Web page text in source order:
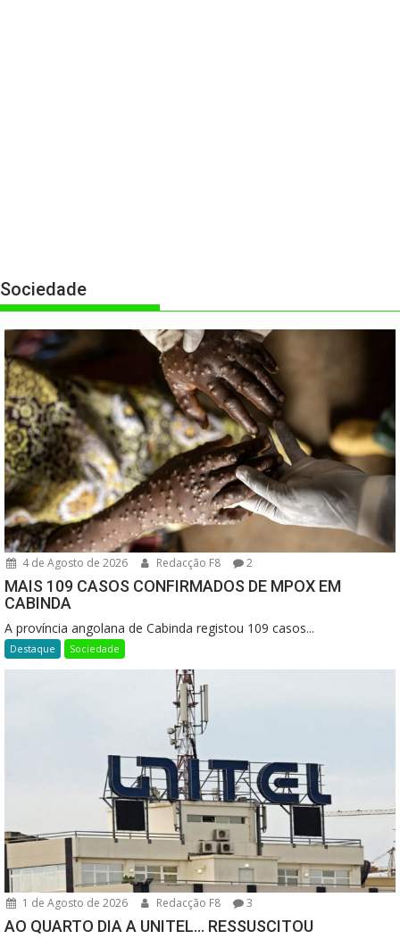
Sociedade
4 de Agosto de 2026 Redacção F8 2
MAIS 109 CASOS CONFIRMADOS DE MPOX EM
CABINDA
A província angolana de Cabinda registou 109 casos...
Destaque Sociedade
1 de Agosto de 2026 Redacção F8 3
AO QUARTO DIA A UNITEL… RESSUSCITOU